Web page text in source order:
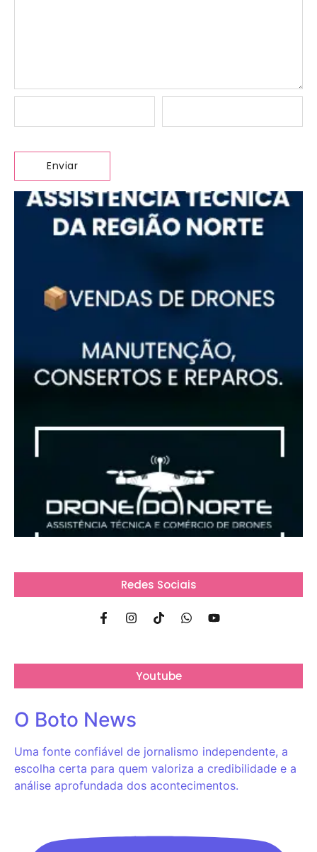
Redes Sociais
Youtube
O Boto News
Uma fonte confiável de jornalismo independente, a
escolha certa para quem valoriza a credibilidade e a
análise aprofundada dos acontecimentos.